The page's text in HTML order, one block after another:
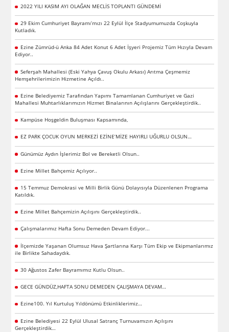
2022 YILI KASIM AYI OLAĞAN MECLİS TOPLANTI GÜNDEMİ
29 Ekim Cumhuriyet Bayramı’mızı 22 Eylül İlçe Stadyumumuzda Coşkuyla
Kutladık.
Ezine Zümrüd-ü Anka 84 Adet Konut 6 Adet İşyeri Projemiz Tüm Hızıyla Devam
Ediyor..
Seferşah Mahallesi (Eski Yahya Çavuş Okulu Arkası) Arıtma Çeşmemiz
Hemşehrilerimizin Hizmetine Açıldı..
Ezine Belediyemiz Tarafından Yapımı Tamamlanan Cumhuriyet ve Gazi
Mahallesi Muhtarlıklarımızın Hizmet Binalarının Açılışlarını Gerçekleştirdik..
Kampüse Hoşgeldin Buluşması Kapsamında,
EZ PARK ÇOCUK OYUN MERKEZİ EZİNE’MİZE HAYIRLI UĞURLU OLSUN…
Günümüz Aydın İşlerimiz Bol ve Bereketli Olsun..
Ezine Millet Bahçemiz Açılıyor..
15 Temmuz Demokrasi ve Milli Birlik Günü Dolayısıyla Düzenlenen Programa
Katıldık.
Ezine Millet Bahçemizin Açılışını Gerçekleştirdik..
Çalışmalarımız Hafta Sonu Demeden Devam Ediyor...
İlçemizde Yaşanan Olumsuz Hava Şartlarına Karşı Tüm Ekip ve Ekipmanlarımız
ile Birlikte Sahadaydık.
30 Ağustos Zafer Bayramımız Kutlu Olsun..
GECE GÜNDÜZ,HAFTA SONU DEMEDEN ÇALIŞMAYA DEVAM…
Ezine100. Yıl Kurtuluş Yıldönümü Etkinliklerimiz…
Ezine Belediyesi 22 Eylül Ulusal Satranç Turnuvamızın Açılışını
Gerçekleştirdik…